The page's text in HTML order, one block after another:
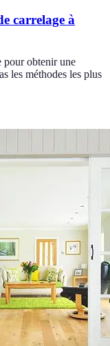
carrelage à
pour obtenir une
les méthodes les plus